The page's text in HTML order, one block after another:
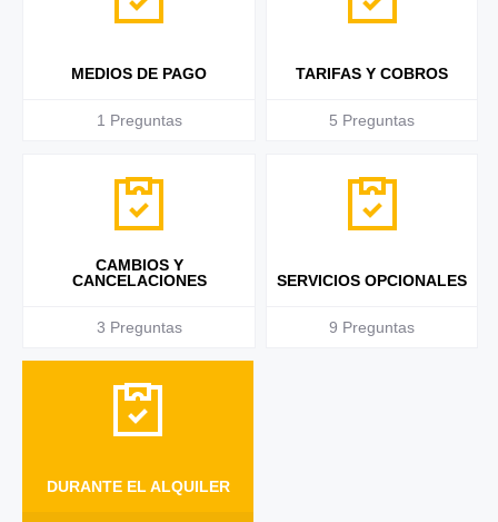
MEDIOS DE PAGO
1 Preguntas
TARIFAS Y COBROS
5 Preguntas
CAMBIOS Y
CANCELACIONES
3 Preguntas
SERVICIOS OPCIONALES
9 Preguntas
DURANTE EL ALQUILER